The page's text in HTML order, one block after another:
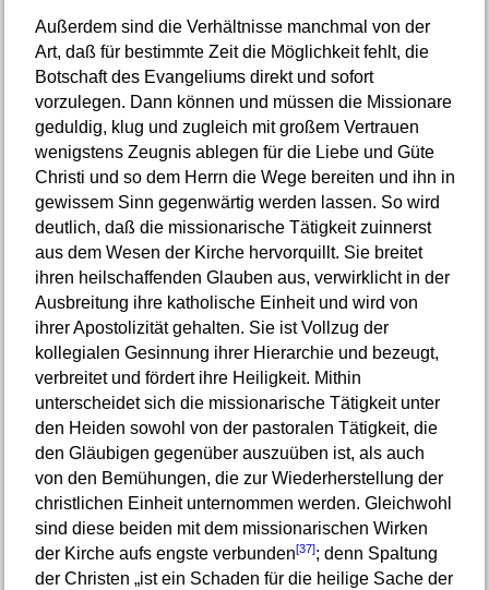
Außerdem sind die Verhältnisse manchmal von der
Art, daß für bestimmte Zeit die Möglichkeit fehlt, die
Botschaft des Evangeliums direkt und sofort
vorzulegen. Dann können und müssen die Missionare
geduldig, klug und zugleich mit großem Vertrauen
wenigstens Zeugnis ablegen für die Liebe und Güte
Christi und so dem Herrn die Wege bereiten und ihn in
gewissem Sinn gegenwärtig werden lassen. So wird
deutlich, daß die missionarische Tätigkeit zuinnerst
aus dem Wesen der Kirche hervorquillt. Sie breitet
ihren heilschaffenden Glauben aus, verwirklicht in der
Ausbreitung ihre katholische Einheit und wird von
ihrer Apostolizität gehalten. Sie ist Vollzug der
kollegialen Gesinnung ihrer Hierarchie und bezeugt,
verbreitet und fördert ihre Heiligkeit. Mithin
unterscheidet sich die missionarische Tätigkeit unter
den Heiden sowohl von der pastoralen Tätigkeit, die
den Gläubigen gegenüber auszuüben ist, als auch
von den Bemühungen, die zur Wiederherstellung der
christlichen Einheit unternommen werden. Gleichwohl
sind diese beiden mit dem missionarischen Wirken
der Kirche aufs engste verbunden[37]; denn Spaltung
der Christen „ist ein Schaden für die heilige Sache der